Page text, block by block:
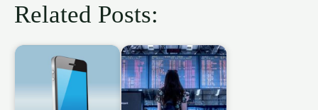
Related Posts: